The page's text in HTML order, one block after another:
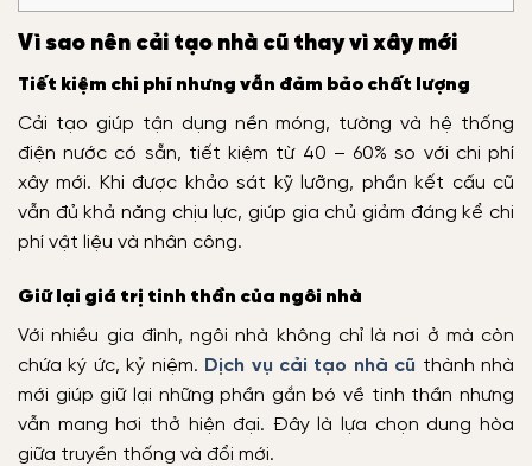
Vì sao nên cải tạo nhà cũ thay vì xây mới
Tiết kiệm chi phí nhưng vẫn đảm bảo chất lượng
Cải tạo giúp tận dụng nền móng, tường và hệ thống
điện nước có sẵn, tiết kiệm từ 40 – 60% so với chi phí
xây mới. Khi được khảo sát kỹ lưỡng, phần kết cấu cũ
vẫn đủ khả năng chịu lực, giúp gia chủ giảm đáng kể chi
phí vật liệu và nhân công.
Giữ lại giá trị tinh thần của ngôi nhà
Với nhiều gia đình, ngôi nhà không chỉ là nơi ở mà còn
chứa ký ức, kỷ niệm. Dịch vụ cải tạo nhà cũ thành nhà
mới giúp giữ lại những phần gắn bó về tinh thần nhưng
vẫn mang hơi thở hiện đại. Đây là lựa chọn dung hòa
giữa truyền thống và đổi mới.